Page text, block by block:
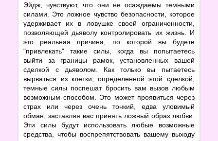
Эйдж, чувствуют, что они не осаждаемы темными
силами. Это ложное чувство безопасности, которое
удерживает их в ловушке своей ограниченности,
позволяющей дьяволу контролировать их жизнь. И
это реальная причина, по которой вы будете
"привлекать" такие силы, когда вы попытаетесь
выйти за границы рамок, установленных вашей
сделкой с дьяволом. Как только вы пытаетесь
вырваться из клетки, определенной этой сделкой,
темные силы поспешат бросить вам вызов любым
возможным способом. Это может проявиться через
страх или через очень тонкий, едва уловимый
обман, заставляя вас принять ложный образ любви.
Эти силы будут использовать любые возможные
средства, чтобы воспрепятствовать вашему выходу